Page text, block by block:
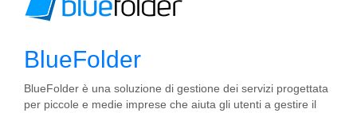
BlueFolder
BlueFolder è una soluzione di gestione dei servizi progettata
per piccole e medie imprese che aiuta gli utenti a gestire il